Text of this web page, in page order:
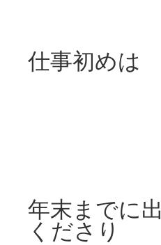
仕事初めは
年末までに
くださり